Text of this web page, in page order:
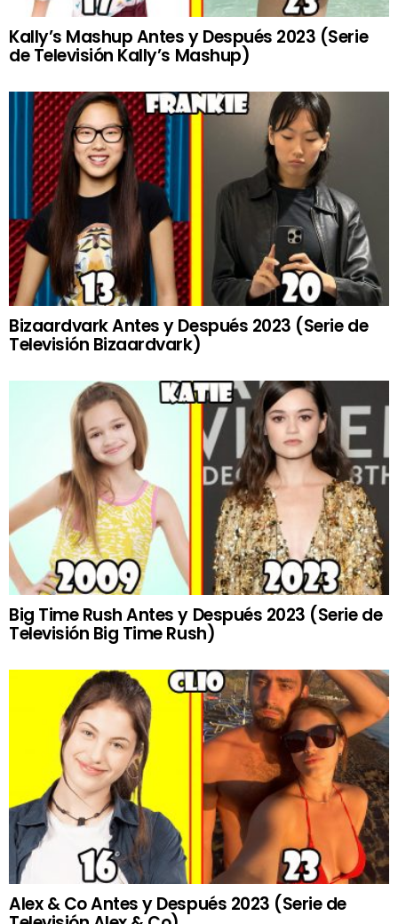
Kally’s Mashup Antes y Después 2023 (Serie
de Televisión Kally’s Mashup)
Bizaardvark Antes y Después 2023 (Serie de
Televisión Bizaardvark)
Big Time Rush Antes y Después 2023 (Serie de
Televisión Big Time Rush)
Alex & Co Antes y Después 2023 (Serie de